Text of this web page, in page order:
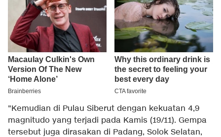
"Kemudian di Pulau Siberut dengan kekuatan 4,9
magnitudo yang terjadi pada Kamis (19/11). Gempa
tersebut juga dirasakan di Padang, Solok Selatan,